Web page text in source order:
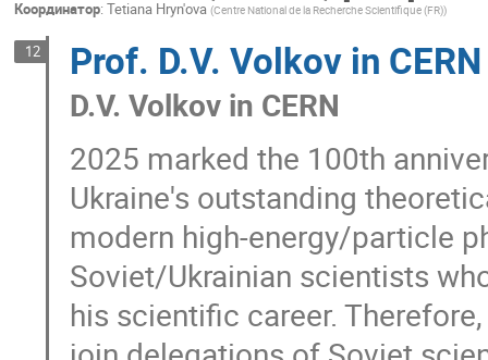
Координатор: Tetiana Hryn'ova (Centre National de la Recherche Scientifique (FR))
12 Prof. D.V. Volkov in CERN
D.V. Volkov in CERN
2025 marked the 100th
Ukraine's outstanding
modern high-energy/particle
Soviet/Ukrainian scientists
his scientific career.